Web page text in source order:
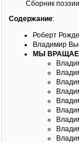
Сборник
Содержание:
Роберт
Владимир
МЫ